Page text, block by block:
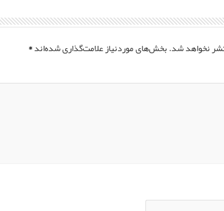
نخواهد شد.بخش‌های موردنیاز علامت‌گذاری شده‌اند*